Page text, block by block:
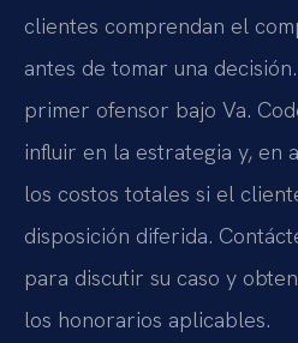
clientes comprendan el
antes de tomar una
primer ofensor bajo Va.
influir en la estrategia y, en
los costos totales si el
disposición diferida.
para discutir su caso y
los honorarios aplicables.